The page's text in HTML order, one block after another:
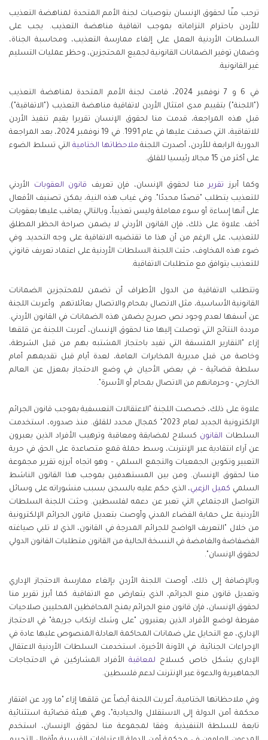
ترحب منّا لحقوق الإنسان بتوصيات لجنة الأمم المتحدة لمناهضة التعذيب
للأردن باحترام التزاماته بموجب اتفاقية مناهضة التعذيب. يجب على
السلطات الأردنية العمل على إلغاء ممارسة التعذيب، ومحاسبة الجناة،
وضمان توفير الضمانات القانونية لجميع المحتجزين، وحظر عمليات التسليم
غير القانونية.
في 6 و 7 نوفمبر 2024، قامت لجنة الأمم المتحدة لمناهضة التعذيب
("اللجنة") بتقييم مدى امتثال الأردن لاتفاقية مناهضة التعذيب ("الاتفاقية").
قبل هذه المراجعة، قدمت منا لحقوق الإنسان تقريرا يقيم تنفيذ الأردن
للاتفاقية، التي صدقت عليها في عام 1991. في 19 نوفمبر 2024، بعد المراجعة
الدورية الرابعة للأردن، أصدرت اللجنة ملاحظاتها الختامية التي تسلط الضوء
على أكثر من 15 مجالا رئيسيا للقلق.
وكما أبرز تقرير منا لحقوق الإنسان، فإن تعريف قانون العقوبات
الأردني
للتعذيب يتطلب "قصدًا محددًا". وفي غياب هذه النية، يمكن تصنيف الأفعال
على أنها إساءة أو سوء معاملة وليس تعذيباً، وبالتالي يعاقب عليها بعقوبات
أخف. علاوة على ذلك، فإن القانون الأردني لا يضمن صراحة الحظر المطلق
للتعذيب، على الرغم من أن هذا ما تقتضيه الاتفاقية على وجه التحديد. وفي
ضوء هذه المخاوف، حثت اللجنة السلطات الأردنية على اعتماد تعريف قانوني
للتعذيب يتوافق مع متطلبات الاتفاقية.
وتتطلب الاتفاقية من الدول الأطراف أن تضمن للمحتجزين الضمانات
القانونية الأساسية، مثل الاتصال بمحام والاتصال بعائلاتهم. وأعربت اللجنة
عن أسفها لعدم وجود نص صريح يضمن هذه الضمانات في القانون الأردني.
مرددة النتائج التي توصلت إليها منا لحقوق الإنسان، أعربت اللجنة عن قلقها
إزاء "التقارير المتسقة التي تفيد باحتجاز المشتبه بهم من قبل الشرطة،
وخاصة من قبل مديرية المخابرات العامة، لعدة أيام قبل تقديمهم أمام
سلطة قضائية - في بعض الأحيان في وضع الاحتجاز بمعزل عن العالم
الخارجي - وحرمانهم من الاتصال بمحام أو الأسرة".
علاوة على ذلك، خصصت اللجنة "الاعتقالات التعسفية بموجب قانون الجرائم
الإلكترونية الجديد لعام 2023" كمجال محدد للقلق. منذ صدوره، استخدمت
السلطات القانون كسلاح لمضايقة ومعاقبة وترهيب الأفراد الذين يعبرون
عن آراء انتقادية عبر الإنترنت، وسط حملة قمع متصاعدة على الحق في حرية
التعبير وتكوين الجمعيات والتجمع السلمي – وهو اتجاه أبرزه تقرير مجموعة
منا لحقوق الإنسان. ومن بين المستهدفين بموجب هذا القانون الناشط
السلمي كميل الزعبي، الذي حكم عليه بالسجن بسبب منشوراته على وسائل
التواصل الاجتماعي التي تعبر عن دعمه لفلسطين. وحثت اللجنة السلطات
الأردنية على حماية الفضاء المدني وأوصت بتعديل قانون الجرائم الإلكترونية
من خلال "التعريف الواضح للجرائم المدرجة في القانون، الذي لا تلبي صياغته
الفضفاضة والغامضة في النسخة الحالية من القانون متطلبات القانون الدولي
لحقوق الإنسان".
وبالإضافة إلى ذلك، أوصت اللجنة الأردن بإلغاء ممارسة الاحتجاز الإداري
وتعديل قانون منع الجرائم، الذي يتعارض مع الاتفاقية. كما أبرز تقرير منا
لحقوق الإنسان، فإن قانون منع الجرائم يمنح المحافظين المحليين صلاحيات
مفرطة لوضع الأفراد الذين يعتبرون "على وشك ارتكاب جريمة" في الاحتجاز
الإداري، مع التحايل على ضمانات المحاكمة العادلة المنصوص عليها عادة في
الإجراءات الجنائية. في الآونة الأخيرة، استخدمت السلطات الأردنية الاعتقال
الإداري بشكل خاص كسلاح لمعاقبة الأفراد المشاركين في الاحتجاجات
الجماهيرية والدعوة عبر الإنترنت لدعم فلسطين.
وفي ملاحظاتها الختامية، أعربت اللجنة أيضاً عن قلقها إزاء "ما ورد عن افتقار
محكمة أمن الدولة إلى الاستقلال والحيادية"، وهي هيئة قضائية استثنائية
تابعة للسلطة التنفيذية. وفقا لمجموعة منا لحقوق الإنسان، استخدم